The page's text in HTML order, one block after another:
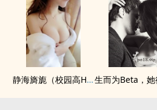
静海旖旎（校园高H）